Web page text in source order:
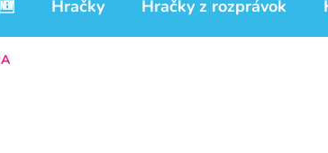
Hračky Hračky z rozprávok